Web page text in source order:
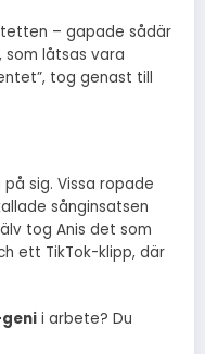
– gapade sådär
som låtsas vara
tog genast till
sig. Vissa ropade
sånginsatsen
tog Anis det som
ett TikTok-klipp, där
geni i arbete? Du